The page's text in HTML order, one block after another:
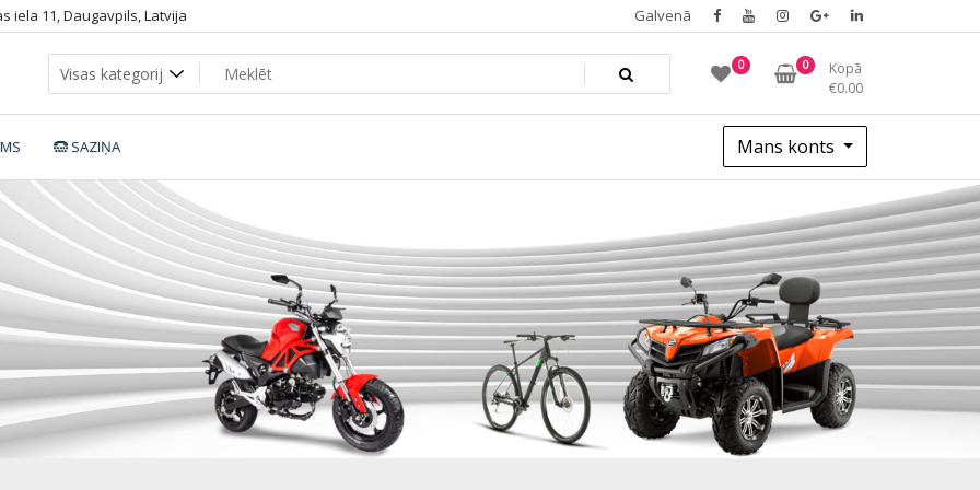
iela 11, Daugavpils, Latvija Galvenā
0 0
Kopā
€0.00
SAZIŅA Mans konts